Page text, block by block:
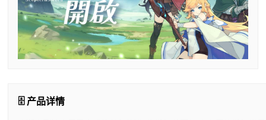
🗄️ 产品详情